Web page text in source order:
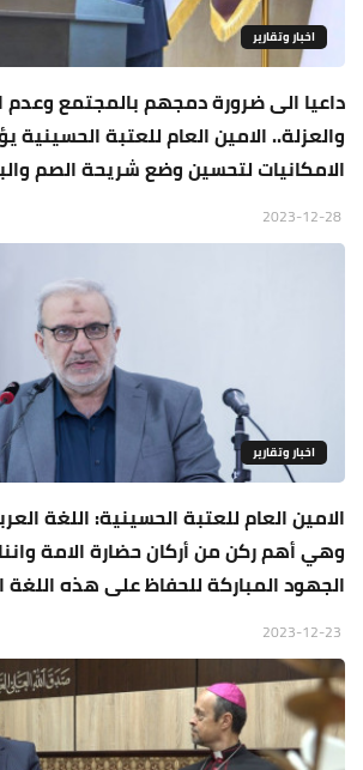
اخبار وتقارير
داعيا الى ضرورة دمجهم بالمجتمع وعدم
والعزلة.. الامين العام للعتبة
الامكانيات لتحسين وضع شريحة الصم
اخبار وتقارير
الامين العام للعتبة الحسينية: اللغة
وهي أهم ركن من أركان حضارة الامة
الجهود المباركة للحفاظ على هذه